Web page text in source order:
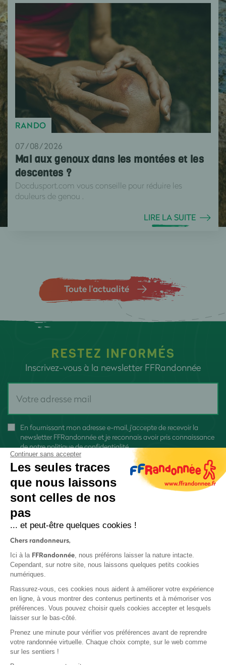
RANDO
07/08/2026
Mal aux genoux dans les montées et les
descentes ?
Docdusport.com vous conseille pour réduire les
douleurs de genou .
LIRE LA SUITE
Toute l’actualité
RESTEZ INFORMÉS
Inscrivez-vous à la newsletter FFRandonnée
En fournissant mon adresse e-mail, j'accepte de recevoir la
newsletter FFRandonnée et je reconnais avoir pris connaissance
denotre politique de confidentialité
Protection des données
Politique de confidentialité
Continuer sans accepter
Les seules traces
que nous laissons
sont celles de nos
pas
... et peut-être quelques cookies !
Chers randonneurs,
Ici à la FFRandonnée, nous préférons laisser la nature intacte.
Cependant, sur notre site, nous laissons quelques petits cookies
numériques.
Rassurez-vous, ces cookies nous aident à améliorer votre expérience
en ligne, à vous montrer des contenus pertinents et à mémoriser vos
préférences. Vous pouvez choisir quels cookies accepter et lesquels
laisser sur le bas-côté.
Prenez une minute pour vérifier vos préférences avant de reprendre
votre randonnée virtuelle. Chaque choix compte, sur le web comme
sur les sentiers !